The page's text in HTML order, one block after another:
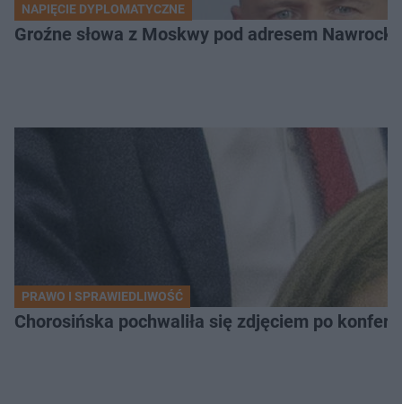
NAPIĘCIE DYPLOMATYCZNE
Groźne słowa z Moskwy pod adresem
PRAWO I SPRAWIEDLIWOŚĆ
Chorosińska pochwaliła się zdjęciem po